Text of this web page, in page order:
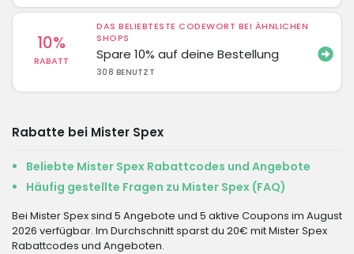
10%
RABATT
DAS BELIEBTESTE CODEWORT BEI ÄHNLICHEN
SHOPS
Spare 10% auf deine Bestellung
308 BENUTZT
Rabatte bei Mister Spex
Beliebte Mister Spex Rabattcodes und Angebote
Häufig gestellte Fragen zu Mister Spex (FAQ)
Bei Mister Spex sind 5 Angebote und 5 aktive Coupons im August
2026 verfügbar. Im Durchschnitt sparst du 20€ mit Mister Spex
Rabattcodes und Angeboten.